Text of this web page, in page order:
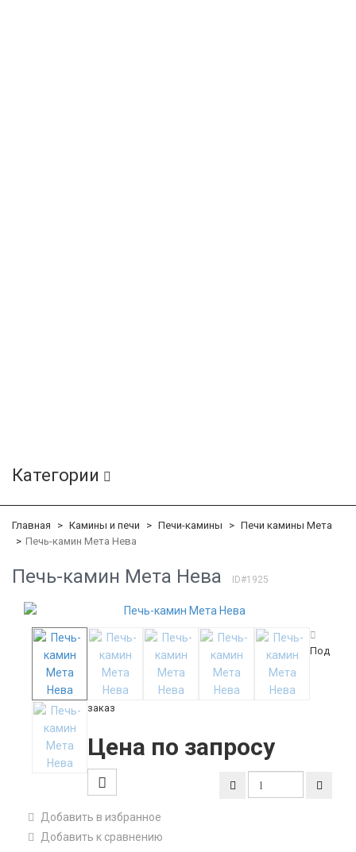
Категории
Главная Камины и печи Печи-камины
Печи камины Мета
Печь-камин Мета Нева
Печь-камин Мета Нева ID#1925
Под
заказ
Цена по запросу
Добавить в избранное
Добавить к сравнению